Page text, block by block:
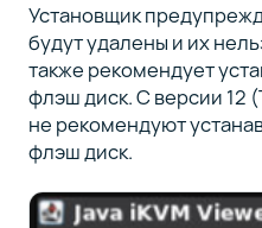
Установщик
будут удалены и их
также рекомендует
флэш диск. С версии 12
не рекомендуют
флэш диск.